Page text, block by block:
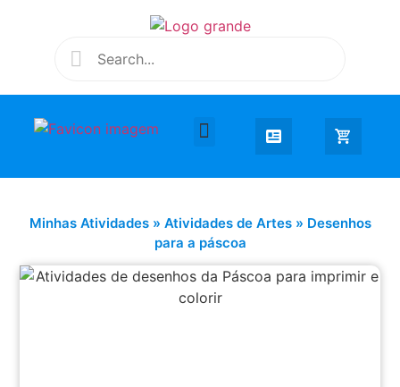
Minhas Atividades» Atividades de Artes» Desenhos
para a páscoa